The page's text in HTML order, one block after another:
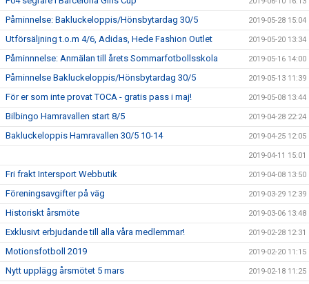
Påminnelse: Bakluckeloppis/Hönsbytardag 30/5 2019-05-28 15:04
Utförsäljning t.o.m 4/6, Adidas, Hede Fashion Outlet 2019-05-20 13:34
Påminnnelse: Anmälan till årets Sommarfotbollsskola 2019-05-16 14:00
Påminnelse Bakluckeloppis/Hönsbytardag 30/5 2019-05-13 11:39
För er som inte provat TOCA - gratis pass i maj! 2019-05-08 13:44
Bilbingo Hamravallen start 8/5 2019-04-28 22:24
Bakluckeloppis Hamravallen 30/5 10-14 2019-04-25 12:05
2019-04-11 15:01
Fri frakt Intersport Webbutik 2019-04-08 13:50
Föreningsavgifter på väg 2019-03-29 12:39
Historiskt årsmöte 2019-03-06 13:48
Exklusivt erbjudande till alla våra medlemmar! 2019-02-28 12:31
Motionsfotboll 2019 2019-02-20 11:15
Nytt upplägg årsmötet 5 mars 2019-02-18 11:25